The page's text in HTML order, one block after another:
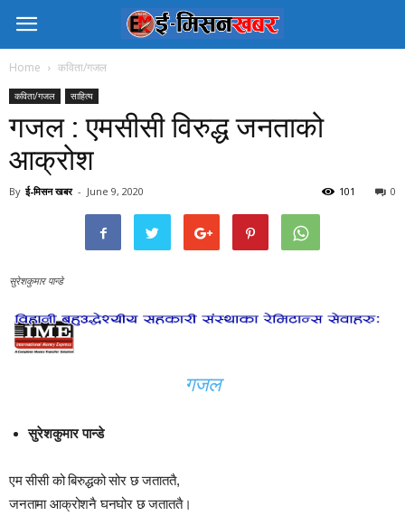
Home कविता/गजल
कविता/गजल साहित्य
गजल : एमसीसी विरुद्ध जनताको
आक्रोश
By ई-मिसन खबर - June 9, 2020 0
101
सुरेशकुमार पान्डे
गजल
सुरेशकुमार पान्डे
एम सीसी को बिरुद्धको सोर छ जताततै,
जनतामा आक्रोशनै घनघोर छ जताततै।